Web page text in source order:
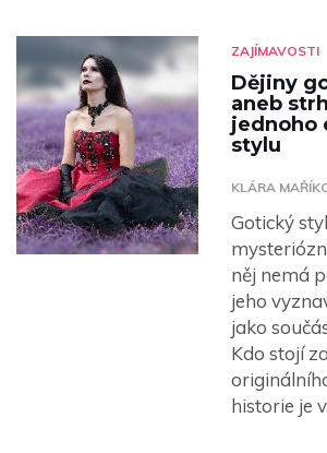
ZAJÍMAVOSTI
Dějiny
aneb
jednoho
stylu
KLÁRA
Gotický
něj nemá
jeho
jako
Kdo stojí
historie je